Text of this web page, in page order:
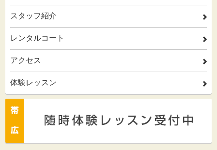
スタッフ紹介 2
レンタルコート 2
アクセス 2
体験レッスン 2